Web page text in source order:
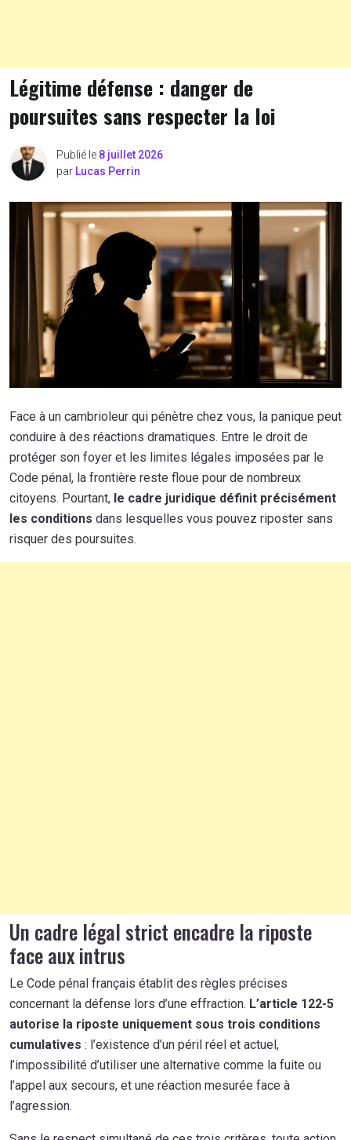
Légitime défense : danger de
poursuites sans respecter la loi
Publié le 8 juillet 2026
par Lucas Perrin
Face à un cambrioleur qui pénètre chez vous, la panique peut
conduire à des réactions dramatiques. Entre le droit de
protéger son foyer et les limites légales imposées par le
Code pénal, la frontière reste floue pour de nombreux
citoyens. Pourtant, le cadre juridique définit précisément
les conditions dans lesquelles vous pouvez riposter sans
risquer des poursuites.
Un cadre légal strict encadre la riposte
face aux intrus
Le Code pénal français établit des règles précises
concernant la défense lors d’une effraction. L’article 122-5
autorise la riposte uniquement sous trois conditions
cumulatives : l’existence d’un péril réel et actuel,
l’impossibilité d’utiliser une alternative comme la fuite ou
l’appel aux secours, et une réaction mesurée face à
l’agression.